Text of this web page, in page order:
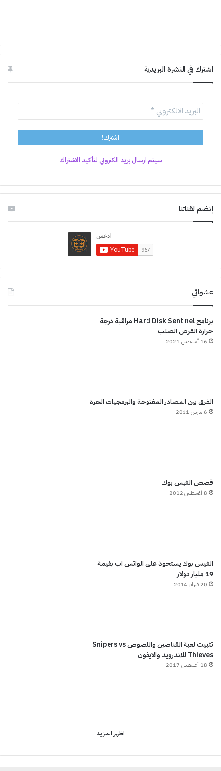
اشترك في النشرة البريدية
سيتم ارسال بريد الكتروني لتأكيد الاشتراك
إنضم لقناتنا
عشوائي
برنامج Hard Disk Sentinel مراقبة درجة
حرارة القرص الصلب
16 أغسطس 2021
الفرق بين المصادر المفتوحة والبرمجيات الحرة
6 مارس 2011
قصص الفيس بوك
8 أغسطس 2012
الفيس بوك يستحوذ على الواتس اب بقيمة
19 مليار دولار
20 فبراير 2014
تثبيت لعبة القناصين واللصوص Snipers vs
Thieves للاندرويد والايفون
18 أغسطس 2017
اظهر المزيد